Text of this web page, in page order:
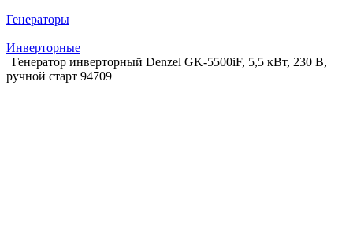
Генераторы
Инверторные
Генератор инверторный Denzel GK-5500iF, 5,5 кВт, 230 В,
ручной старт 94709